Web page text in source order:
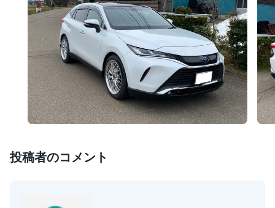
投稿者のコメント